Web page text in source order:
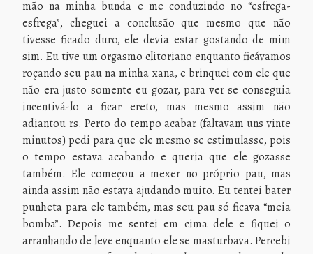
mão na minha bunda e me conduzindo no “esfrega-
esfrega”, cheguei a conclusão que mesmo que não
tivesse ficado duro, ele devia estar gostando de mim
sim. Eu tive um orgasmo clitoriano enquanto ficávamos
roçando seu pau na minha xana, e brinquei com ele que
não era justo somente eu gozar, para ver se conseguia
incentivá-lo a ficar ereto, mas mesmo assim não
adiantou rs. Perto do tempo acabar (faltavam uns vinte
minutos) pedi para que ele mesmo se estimulasse, pois
o tempo estava acabando e queria que ele gozasse
também. Ele começou a mexer no próprio pau, mas
ainda assim não estava ajudando muito. Eu tentei bater
punheta para ele também, mas seu pau só ficava “meia
bomba”. Depois me sentei em cima dele e fiquei o
arranhando de leve enquanto ele se masturbava. Percebi